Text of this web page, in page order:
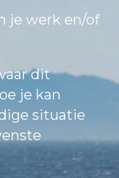
je werk en/of
dit
je kan
situatie